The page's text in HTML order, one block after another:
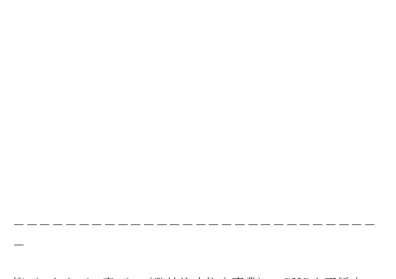
－－－－－－－－－－－－－－－－－－－－－－－－－－－－
－